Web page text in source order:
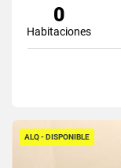
0
Habitaciones
ALQ - DISPONIBLE